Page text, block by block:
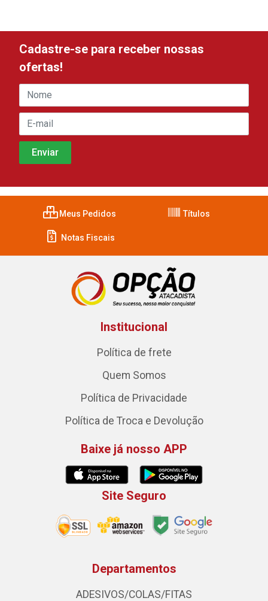
Cadastre-se para receber nossas
ofertas!
Meus Pedidos Títulos
Notas Fiscais
Institucional
Política de frete
Quem Somos
Política de Privacidade
Política de Troca e Devolução
Baixe já nosso APP
Site Seguro
Departamentos
ADESIVOS/COLAS/FITAS